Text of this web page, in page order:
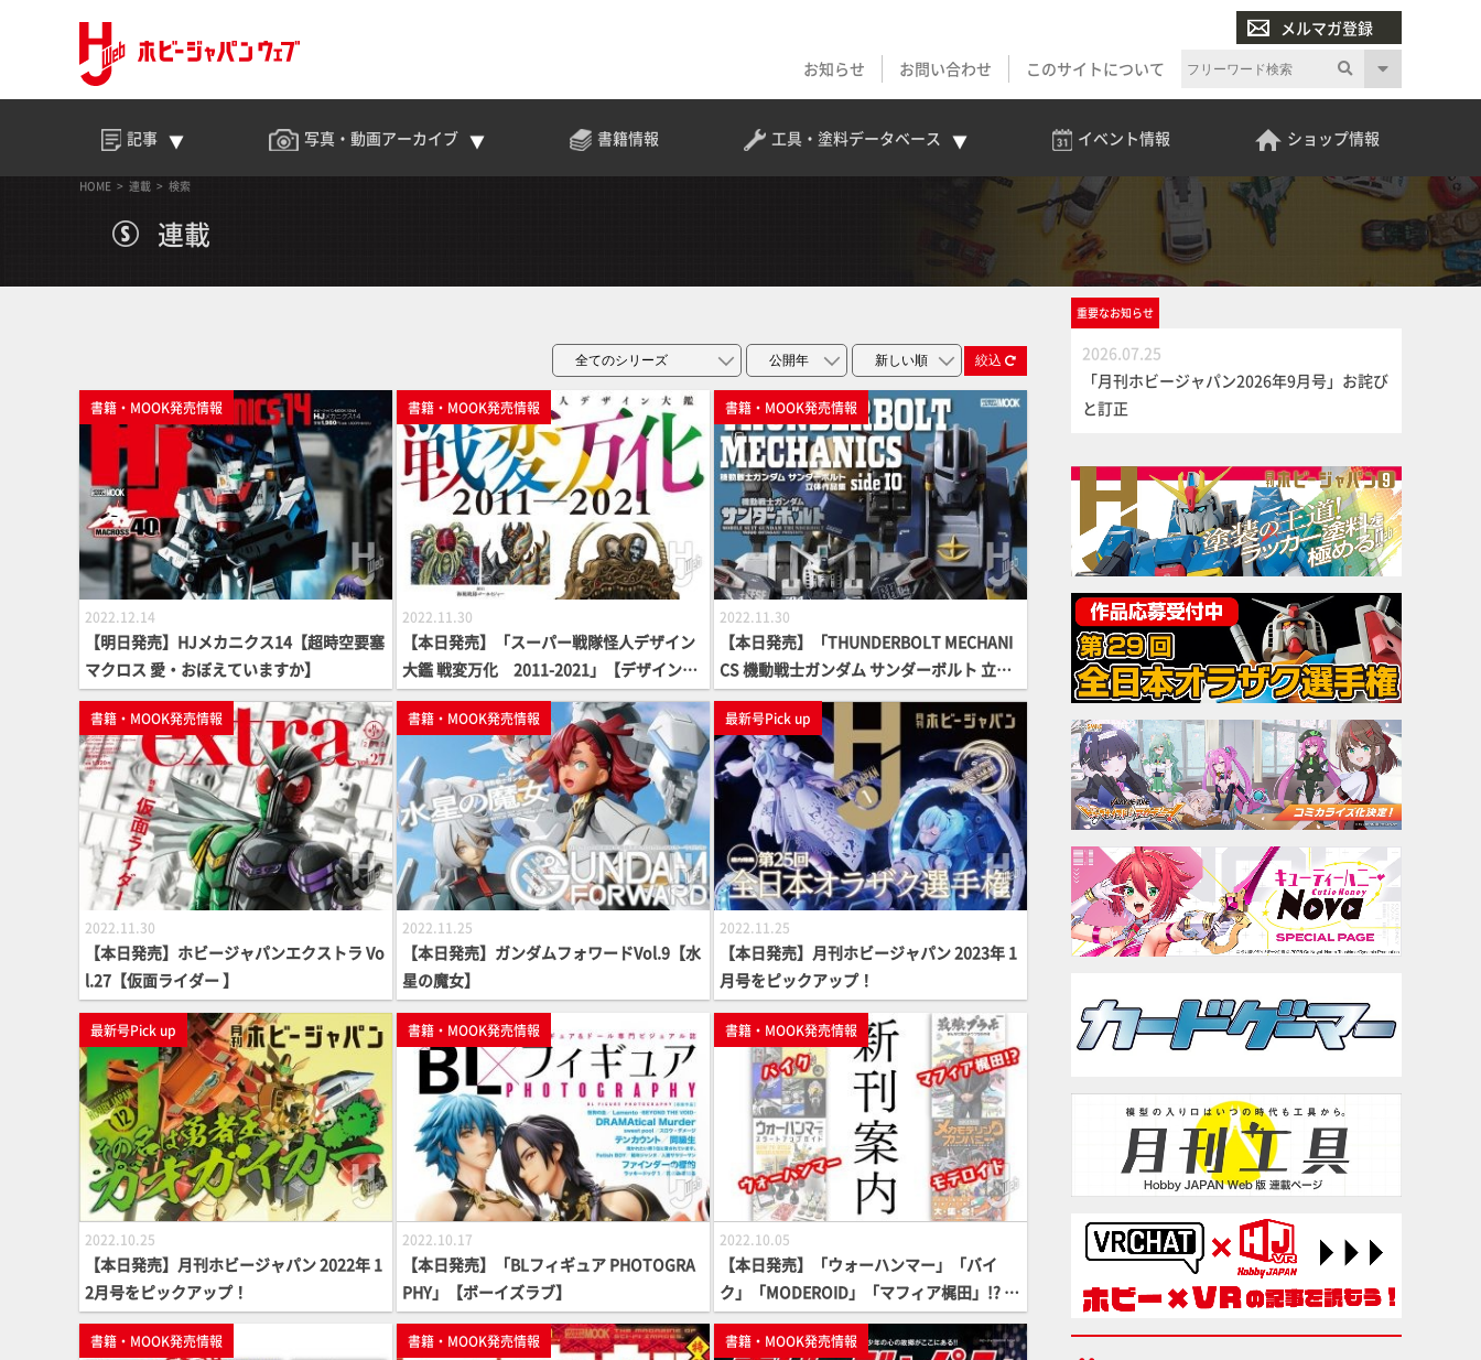
メルマガ登録
お知らせ
お問い合わせ このサイトについて
記事 写真・動画アーカイブ 書籍情報 工具・塗料データベース イベント情報 ショップ情報
HOME 連載 検索
連載
絞込
書籍・MOOK発売情報
2022.12.14
【明日発売】HJメカニクス14【超時空要塞
マクロス 愛・おぼえていますか】
書籍・MOOK発売情報
2022.11.30
【本日発売】「スーパー戦隊怪人デザイン
大鑑 戦変万化 2011-2021」【デザイン画
集】
書籍・MOOK発売情報
2022.11.30
【本日発売】「THUNDERBOLT MECHANI
CS 機動戦士ガンダム サンダーボルト 立体
作品集 side IO」【第1弾】
書籍・MOOK発売情報
2022.11.30
【本日発売】ホビージャパンエクストラ Vo
l.27【仮面ライダー 】
書籍・MOOK発売情報
2022.11.25
【本日発売】ガンダムフォワードVol.9【水
星の魔女】
最新号Pick up
2022.11.25
【本日発売】月刊ホビージャパン 2023年 1
月号をピックアップ！
最新号Pick up
2022.10.25
【本日発売】月刊ホビージャパン 2022年 1
2月号をピックアップ！
書籍・MOOK発売情報
2022.10.17
【本日発売】「BLフィギュア PHOTOGRA
PHY」【ボーイズラブ】
書籍・MOOK発売情報
2022.10.05
【本日発売】「ウォーハンマー」「バイ
ク」「MODEROID」「マフィア梶田」!? 見
逃し厳禁な書籍が続々登場！
書籍・MOOK発売情報 書籍・MOOK発売情報 書籍・MOOK発売情報
重要なお知らせ
2026.07.25
「月刊ホビージャパン2026年9月号」お詫び
と訂正